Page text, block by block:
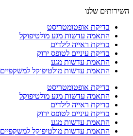
השירותים שלנו
בדיקת אופטומטריסט
התאמה עדשות מגע מולטיפוקל
בדיקת ראייה לילדים
בדיקת עיניים לטופס ירוק
התאמת עדשות מגע
התאמת עדשות מולטיפוקל למשקפיים
בדיקת אופטומטריסט
התאמה עדשות מגע מולטיפוקל
בדיקת ראייה לילדים
בדיקת עיניים לטופס ירוק
התאמת עדשות מגע
התאמת עדשות מולטיפוקל למשקפיים